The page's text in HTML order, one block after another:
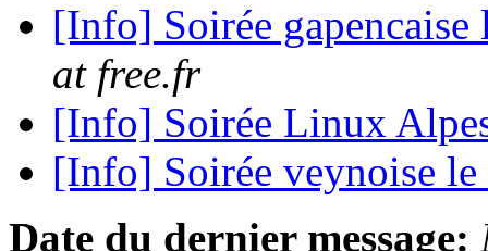
[Info] Soirée
at free.fr
[Info] Soirée Linux
[Info] Soirée veynoise
Date du dernier message: